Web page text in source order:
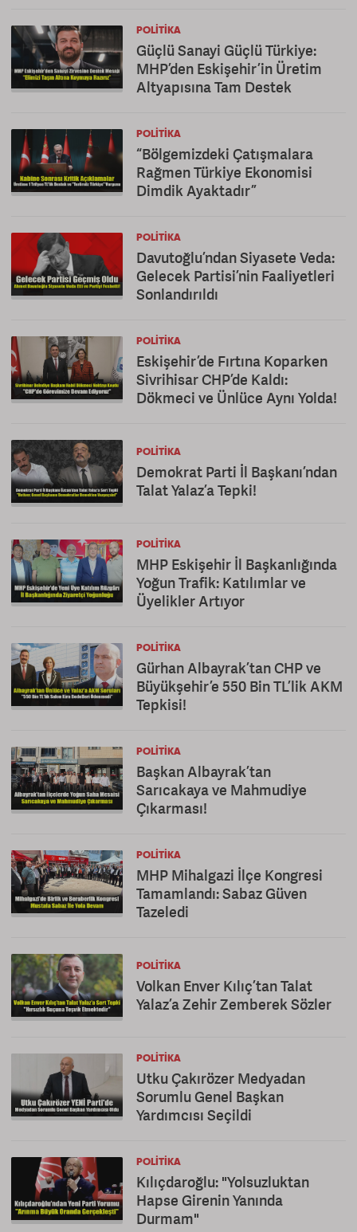
POLITIKA
Güçlü Sanayi Güçlü Türkiye:
MHP’den Eskişehir’in Üretim
Altyapısına Tam Destek
POLITIKA
“Bölgemizdeki Çatışmalara
Rağmen Türkiye Ekonomisi
Dimdik Ayaktadır”
POLITIKA
Davutoğlu’ndan Siyasete Veda:
Gelecek Partisi’nin Faaliyetleri
Sonlandırıldı
POLITIKA
Eskişehir’de Fırtına Koparken
Sivrihisar CHP’de Kaldı:
Dökmeci ve Ünlüce Aynı Yolda!
POLITIKA
Demokrat Parti İl Başkanı’ndan
Talat Yalaz’a Tepki!
POLITIKA
MHP Eskişehir İl Başkanlığında
Yoğun Trafik: Katılımlar ve
Üyelikler Artıyor
POLITIKA
Gürhan Albayrak’tan CHP ve
Büyükşehir’e 550 Bin TL’lik AKM
Tepkisi!
POLITIKA
Başkan Albayrak’tan
Sarıcakaya ve Mahmudiye
Çıkarması!
POLITIKA
MHP Mihalgazi İlçe Kongresi
Tamamlandı: Sabaz Güven
Tazeledi
POLITIKA
Volkan Enver Kılıç’tan Talat
Yalaz’a Zehir Zemberek Sözler
POLITIKA
Utku Çakırözer Medyadan
Sorumlu Genel Başkan
Yardımcısı Seçildi
POLITIKA
Kılıçdaroğlu: "Yolsuzluktan
Hapse Girenin Yanında
Durmam"